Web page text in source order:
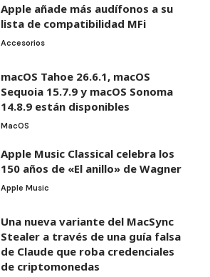
Apple añade más audífonos a su
lista de compatibilidad MFi
Accesorios
macOS Tahoe 26.6.1, macOS
Sequoia 15.7.9 y macOS Sonoma
14.8.9 están disponibles
MacOS
Apple Music Classical celebra los
150 años de «El anillo» de Wagner
Apple Music
Una nueva variante del MacSync
Stealer a través de una guía falsa
de Claude que roba credenciales
de criptomonedas